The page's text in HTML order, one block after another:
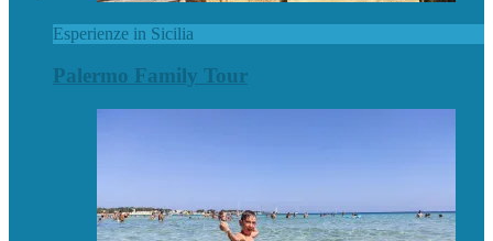
Esperienze in Sicilia
Palermo Family Tour